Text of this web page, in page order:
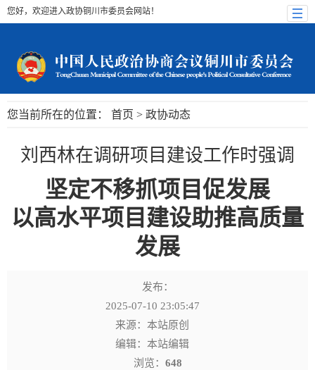
您好，欢迎进入政协铜川市委员会网站！
您当前所在的位置： 首页 > 政协动态
刘西林在调研项目建设工作时强调
坚定不移抓项目促发展
以高水平项目建设助推高质量
发展
发布：
2025-07-10 23:05:47
来源：本站原创
编辑：本站编辑
浏览： 648